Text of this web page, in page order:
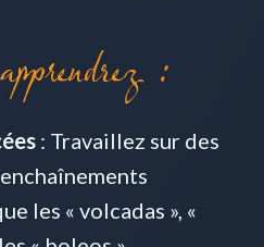
:
: Travaillez sur des
les « volcadas », «